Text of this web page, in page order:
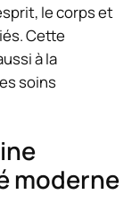
le corps et
Cette
à la
soins
moderne